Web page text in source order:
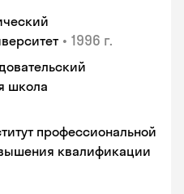
• 1996 г.
школа
профессиональной
квалификации